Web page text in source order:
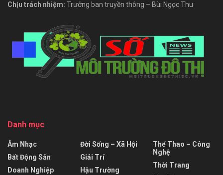
Chịu trách nhiệm: Trưởng ban truyền thông – Bùi Ngọc Thu
Danh mục
Âm Nhạc
Bất Động Sản
Doanh Nghiệp
Đời Sống – Xã Hội
Giải Trí
Hậu Trường
Thể Thao – Công
Nghệ
Thời Trang